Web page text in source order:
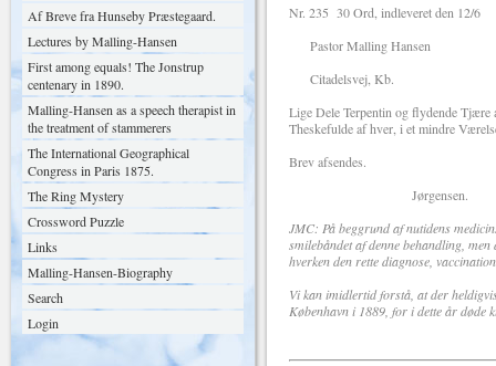
Af Breve fra Hunseby Præstegaard.
Lectures by Malling-Hansen
First among equals! The Jonstrup
centenary in 1890.
Malling-Hansen as a speech therapist in
the treatment of stammerers
The International Geographical
Congress in Paris 1875.
The Ring Mystery
Crossword Puzzle
Links
Malling-Hansen-Biography
Search
Login
Nr. 235 30 Ord, indleveret den 12/6
Pastor Malling Hansen
Citadelsvej, Kb.
Lige Dele Terpentin og flydende Tjære
Theskefulde af hver, i et mindre
Brev afsendes.
Jørgensen.
JMC: På beggrund af nutidens
smilebåndet af denne behandling,
hverken den rette diagnose,
Vi kan imidlertid forstå, at der
København i 1889, for i dette år døde